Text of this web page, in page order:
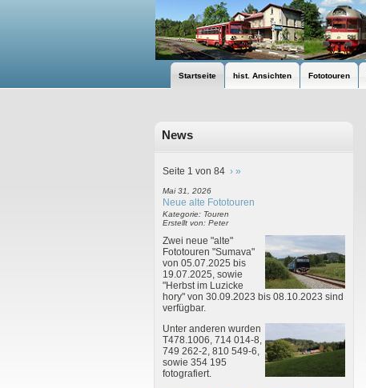
Startseite hist. Ansichten Fototouren
News
Seite 1 von 84 › »
Mai 31, 2026
Neue alte Fototouren
Kategorie: Touren
Erstellt von: Peter
Zwei neue "alte"
Fototouren "Sumava"
von 05.07.2025 bis
19.07.2025, sowie
"Herbst im Luzicke
hory" von 30.09.2023 bis 08.10.2023 sind
verfügbar.
Unter anderen wurden
T478.1006, 714 014-8,
749 262-2, 810 549-6,
sowie 354 195
fotografiert.